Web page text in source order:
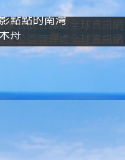
點點的南灣
舟